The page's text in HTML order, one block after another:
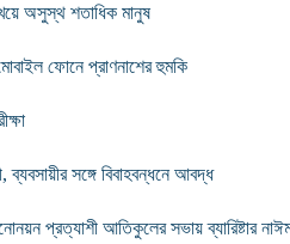
অসুস্থ শতাধিক মানুষ
ফোনে প্রাণনাশের হুমকি
ব্যবসায়ীর সঙ্গে বিবাহবন্ধনে আবদ্ধ
প্রত্যাশী আতিকুলের সভায় ব্যারিষ্টার